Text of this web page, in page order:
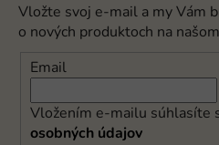
Vložte svoj e-mail a my Vám
o nových produktoch na
Email
Vložením e-mailu súhlasíte
osobných údajov